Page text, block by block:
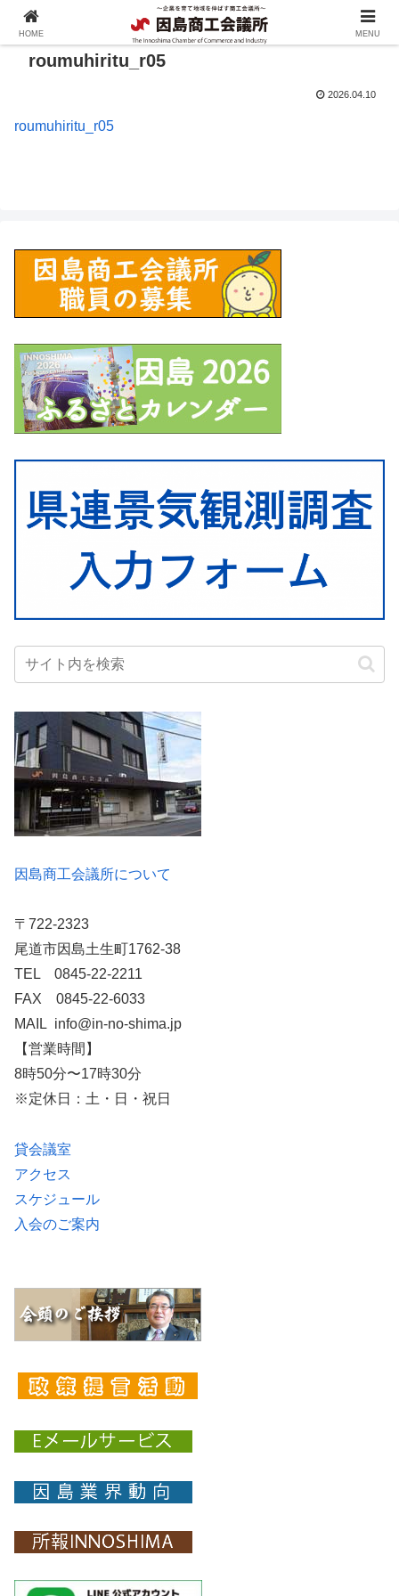
roumuhiritu_r05
2026.04.10
roumuhiritu_r05
因島商工会議所について
〒722-2323
尾道市因島土生町1762-38
TEL 0845-22-2211
FAX 0845-22-6033
MAIL info@in-no-shima.jp
【営業時間】
8時50分〜17時30分
※定休日：土・日・祝日
貸会議室
アクセス
スケジュール
入会のご案内
HOME MENU